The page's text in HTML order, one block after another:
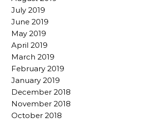
July 2019
June 2019
May 2019
April 2019
March 2019
February 2019
January 2019
December 2018
November 2018
October 2018